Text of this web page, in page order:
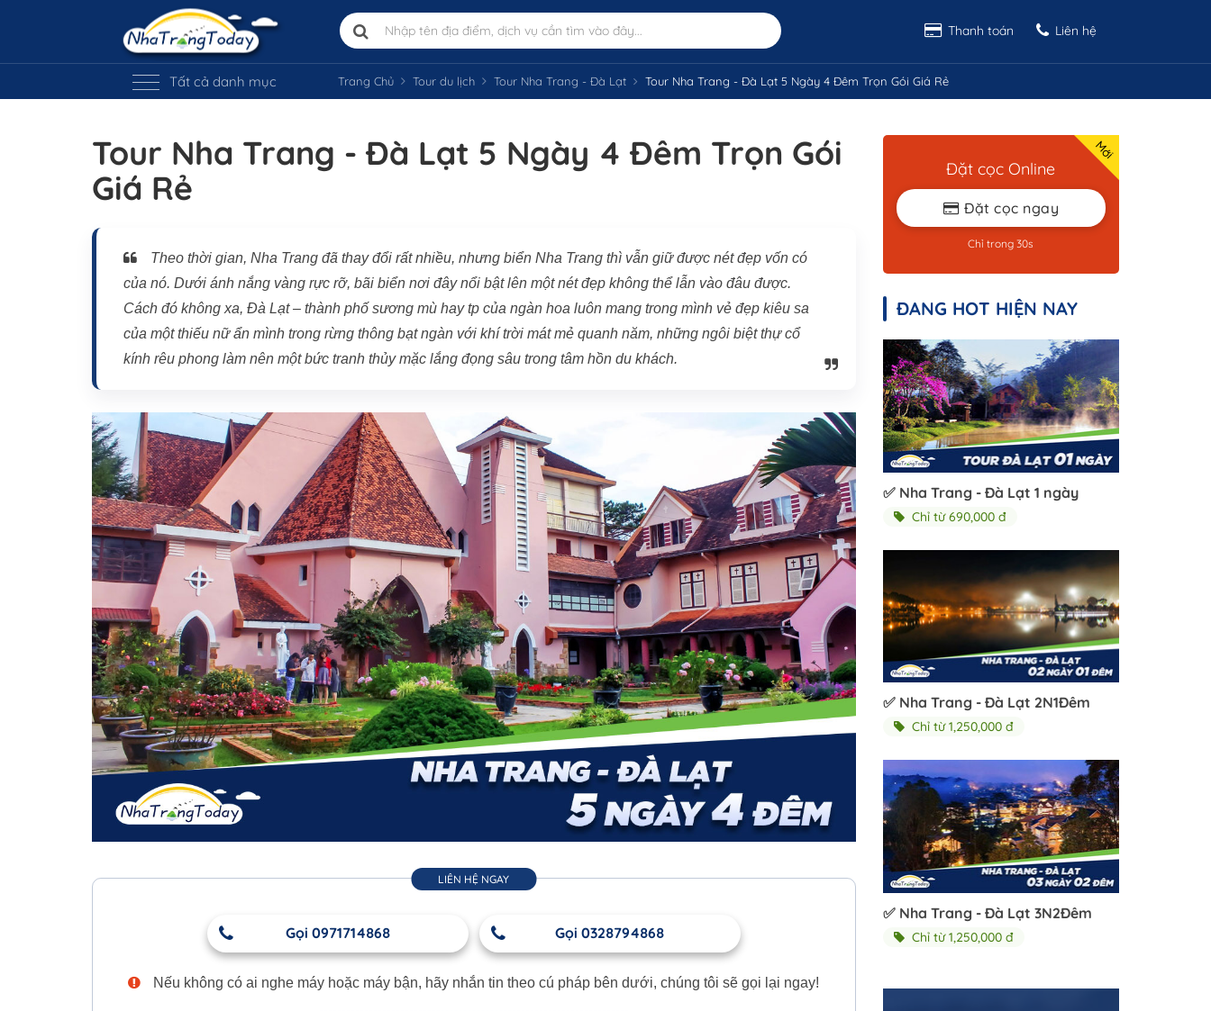
Thanh toán Liên hệ
Tất cả danh mục Trang Chủ Tour du lịch Tour Nha Trang - Đà Lạt Tour Nha Trang - Đà Lạt 5 Ngày 4 Đêm Trọn Gói Giá Rẻ
Tour Nha Trang - Đà Lạt 5 Ngày 4 Đêm Trọn Gói
Giá Rẻ
Theo thời gian, Nha Trang đã thay đổi rất nhiều, nhưng biển Nha Trang thì vẫn giữ được nét đẹp vốn có
của nó. Dưới ánh nắng vàng rực rỡ, bãi biển nơi đây nổi bật lên một nét đẹp không thể lẫn vào đâu được.
Cách đó không xa, Đà Lạt – thành phố sương mù hay tp của ngàn hoa luôn mang trong mình vẻ đẹp kiêu sa
của một thiếu nữ ẩn mình trong rừng thông bạt ngàn với khí trời mát mẻ quanh năm, những ngôi biệt thự cổ
kính rêu phong làm nên một bức tranh thủy mặc lắng đọng sâu trong tâm hồn du khách.
LIÊN HỆ NGAY
Gọi 0971714868 Gọi 0328794868
Nếu không có ai nghe máy hoặc máy bận, hãy nhắn tin theo cú pháp bên dưới, chúng tôi sẽ gọi lại ngay!
Vị trí trên bản đồ
Đặt cọc Online
Đặt cọc ngay
Chỉ trong 30s
ĐANG HOT HIỆN NAY
✅ Nha Trang - Đà Lạt 1 ngày
Chỉ từ 690,000 đ
✅ Nha Trang - Đà Lạt 2N1Đêm
Chỉ từ 1,250,000 đ
✅ Nha Trang - Đà Lạt 3N2Đêm
Chỉ từ 1,250,000 đ